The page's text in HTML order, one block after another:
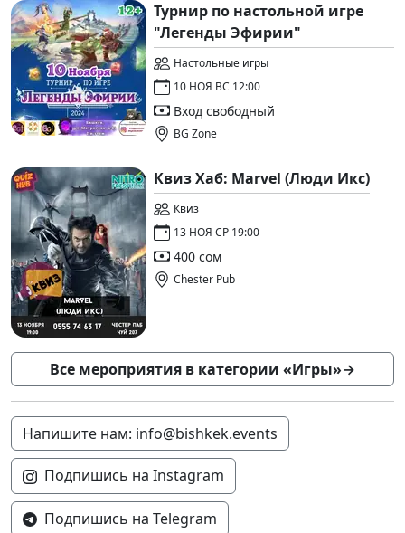
Турнир по настольной игре
"Легенды Эфирии"
Настольные игры
10 НОЯ ВС 12:00
Вход свободный
BG Zone
Квиз Хаб: Marvel (Люди Икс)
Квиз
13 НОЯ СР 19:00
400 сом
Chester Pub
Все мероприятия в категории «Игры»→
Напишите нам: info@bishkek.events
Подпишись на Instagram
Подпишись на Telegram